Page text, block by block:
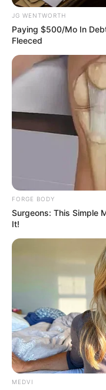
Co-stars Who Lost
Japan's Oldest
Just Stop Drinking
NEUROMIND PRO
JG WENTWORTH
Paying $500/Mo In
Fleeced
FORGE BODY
Surgeons: This Simple
It!
MEDVI